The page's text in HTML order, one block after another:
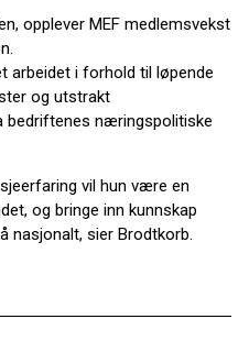
opplever MEF medlemsvekst
arbeidet i forhold til løpende
og utstrakt
bedriftenes næringspolitiske
vil hun være en
og bringe inn kunnskap
nasjonalt, sier Brodtkorb.